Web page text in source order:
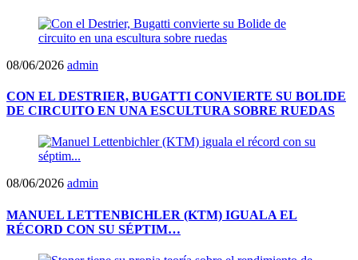
08/06/2026 admin
CON EL DESTRIER, BUGATTI CONVIERTE SU BOLIDE
DE CIRCUITO EN UNA ESCULTURA SOBRE RUEDAS
08/06/2026 admin
MANUEL LETTENBICHLER (KTM) IGUALA EL
RÉCORD CON SU SÉPTIM…